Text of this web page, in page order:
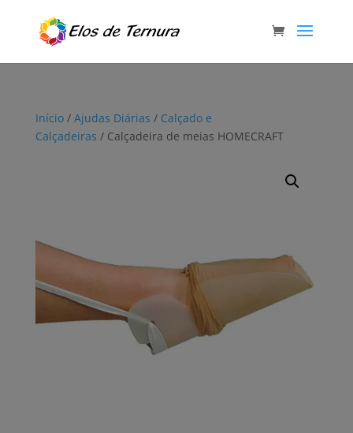
Início/ Ajudas Diárias / Calçado e
Calçadeiras / Calçadeira de meias HOMECRAFT